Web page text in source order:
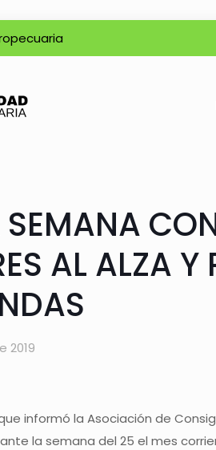
SEMANA
AL ALZA Y
2019
informó la Asociación de
la semana del 25 el mes